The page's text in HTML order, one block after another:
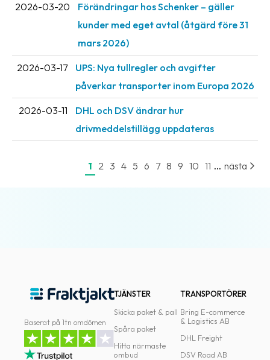
2026-03-20
Förändringar hos Schenker – gäller
kunder med eget avtal (åtgärd före 31
mars 2026)
2026-03-17
UPS: Nya tullregler och avgifter
påverkar transporter inom Europa 2026
2026-03-11
DHL och DSV ändrar hur
drivmeddelstillägg uppdateras
1 2 3 4 5 6 7 8 9 10 11 ... nästa
Baserat på 1tn omdömen
TJÄNSTER
Skicka paket & pall
Spåra paket
Hitta närmaste
ombud
TRANSPORTÖRER
Bring E-commerce
& Logistics AB
DHL Freight
DSV Road AB